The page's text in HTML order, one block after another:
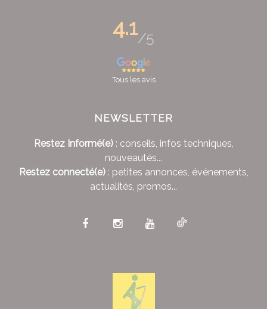
4.1/5
Tous les avis
NEWSLETTER
Restez Informé(e): conseils, infos techniques,
nouveautés...
Restez connecté(e): petites annonces, événements,
actualités, promos...